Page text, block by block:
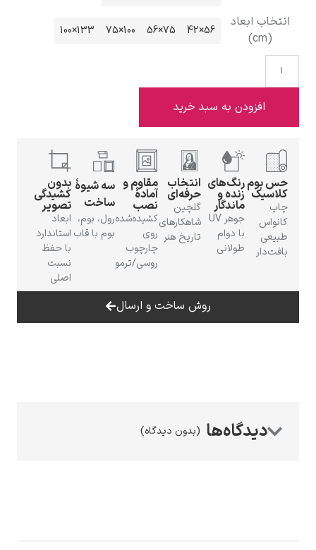
کامی پیسارو
ادوارد هاپر
ادگار دگا
ابعاد
56×42
75×56
100×75
133×100
افزودن به سبد خرید
رنگ‌های
زنده و
ماندگار
جوهر UV
با دوام
طولانی
انتخاب
حرفه‌ای
گلچین
شاهکارهای
تاریخ هنر
مقاوم و
آمادهٔ
نصب
کشیده‌شده
روی
چارچوب
سه شیوهٔ
ساخت
رول، بوم،
بوم با قاب
بدون
کشیدگی
تصویر
ابعاد
استاندارد
نسبت
روش ساخت و ارسال
(بدون دیدگاه)